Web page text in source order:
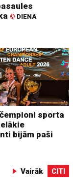
© DIENA
sporta
bijām paši
Vairāk CITI